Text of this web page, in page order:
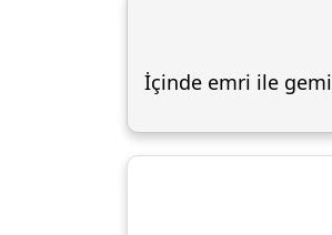
İçinde emri ile